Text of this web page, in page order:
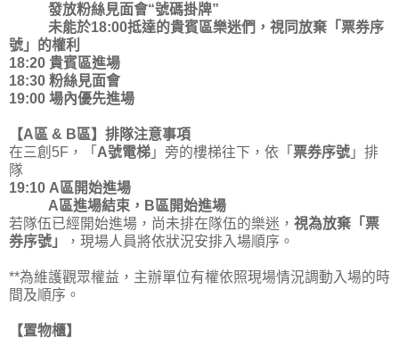
發放粉絲見面會“號碼掛牌”
未能於18:00抵達的貴賓區樂迷們，視同放棄「票券序
號」的權利
18:20 貴賓區進場
18:30 粉絲見面會
19:00 場內優先進場
【A區 & B區】排隊注意事項
在三創5F，「 A號電梯 」旁的樓梯往下，依「 票券序號 」排
隊
19:10 A區開始進場
A區進場結束，B區開始進場
若隊伍已經開始進場，尚未排在隊伍的樂迷， 視為放棄「票
券序號」
，現場人員將依狀況安排入場順序。
**為維護觀眾權益，主辦單位有權依照現場情況調動入場的時
間及順序。
【置物櫃】